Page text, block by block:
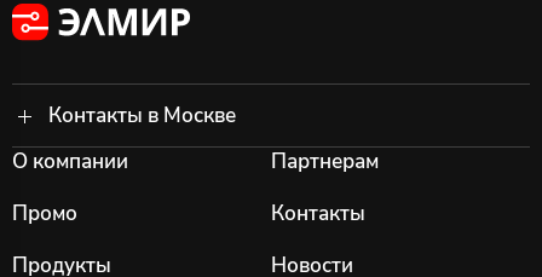
Контакты в Москве
О компании
Промо
Продукты
Партнерам
Контакты
Новости